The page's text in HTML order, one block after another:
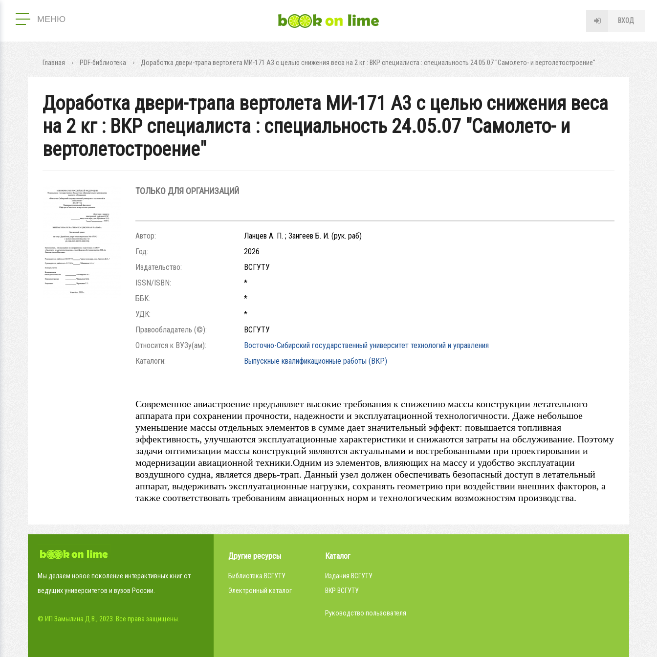
МЕНЮ ВХОД
Главная PDF-библиотека Доработка двери-трапа вертолета МИ-171 А3 с целью снижения веса на 2 кг : ВКР специалиста : специальность 24.05.07 "Самолето- и вертолетостроение"
Доработка двери-трапа вертолета МИ-171 А3 с целью снижения веса
на 2 кг : ВКР специалиста : специальность 24.05.07 "Самолето- и
вертолетостроение"
ТОЛЬКО ДЛЯ ОРГАНИЗАЦИЙ
Автор:
Ланцев А. П. ; Зангеев Б. И. (рук. раб)
Год:
2026
Издательство:
ВСГУТУ
ISSN/ISBN:
*
ББК:
*
УДК:
*
Правообладатель (©):
ВСГУТУ
Относится к ВУЗу(ам):
Восточно-Сибирский государственный университет технологий и управления
Каталоги:
Выпускные квалификационные работы (ВКР)
Современное авиастроение предъявляет высокие требования к снижению массы конструкции летательного
аппарата при сохранении прочности, надежности и эксплуатационной технологичности. Даже небольшое
уменьшение массы отдельных элементов в сумме дает значительный эффект: повышается топливная
эффективность, улучшаются эксплуатационные характеристики и снижаются затраты на обслуживание. Поэтому
задачи оптимизации массы конструкций являются актуальными и востребованными при проектировании и
модернизации авиационной техники.Одним из элементов, влияющих на массу и удобство эксплуатации
воздушного судна, является дверь-трап. Данный узел должен обеспечивать безопасный доступ в летательный
аппарат, выдерживать эксплуатационные нагрузки, сохранять геометрию при воздействии внешних факторов, а
также соответствовать требованиям авиационных норм и технологическим возможностям производства.
Мы делаем новое поколение интерактивных книг от
ведущих университетов и вузов России.
© ИП Замылина Д.В., 2023. Все права защищены.
Другие ресурсы
Библиотека ВСГУТУ
Электронный каталог
Каталог
Издания ВСГУТУ
ВКР ВСГУТУ
Руководство пользователя